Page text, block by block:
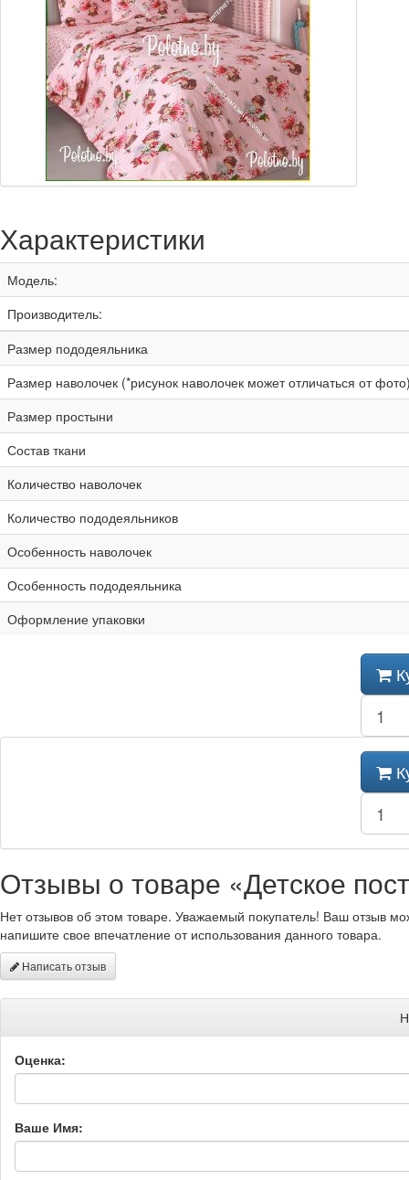
Характеристики
Модель:
Производитель:
Размер пододеяльника
Размер наволочек (*рисунок наволочек может отличаться от
Размер простыни
Состав ткани
Количество наволочек
Количество пододеяльников
Особенность наволочек
Особенность пододеяльника
Оформление упаковки
Отзывы о товаре «Детское
Нет отзывов об этом товаре. Уважаемый покупатель! Ваш отзыв
напишите свое впечатление от использования данного товара.
Написать отзыв
Оценка:
Ваше Имя: